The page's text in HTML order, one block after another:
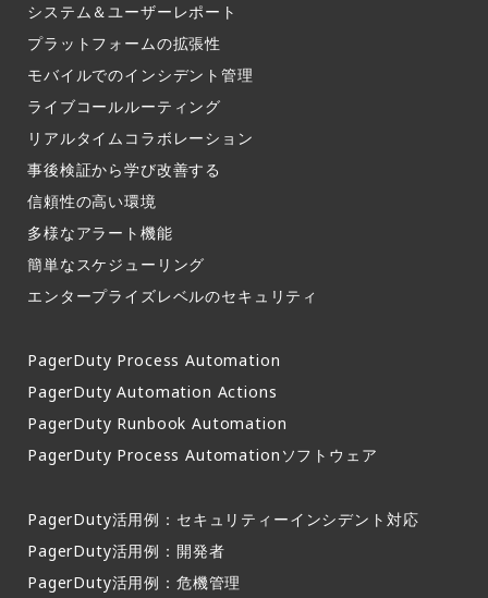
システム＆ユーザーレポート​
プラットフォームの拡張性
モバイルでのインシデント管理​
ライブコールルーティング​
リアルタイムコラボレーション​
事後検証から学び改善する
信頼性の高い環境​
多様なアラート機能​
簡単なスケジューリング​
エンタープライズレベルのセキュリティ
PagerDuty Process Automation
PagerDuty Automation Actions
PagerDuty Runbook Automation
PagerDuty Process Automationソフトウェア
PagerDuty活用例：セキュリティーインシデント対応
PagerDuty活用例：開発者
PagerDuty活用例：危機管理